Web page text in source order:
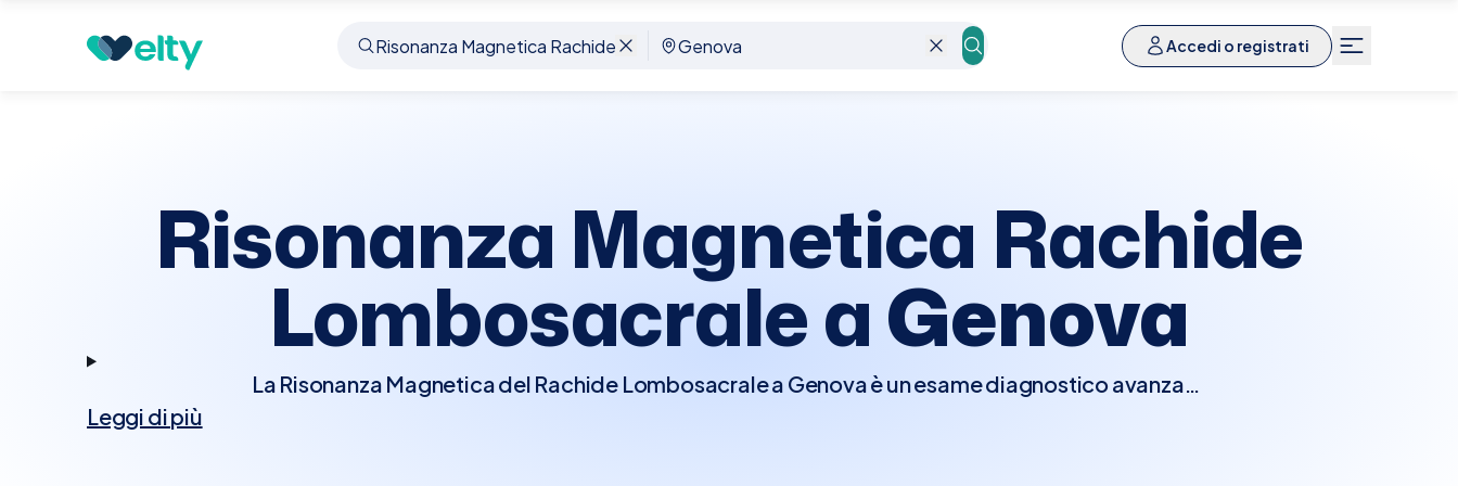
Accedi o registrati
Prenota visita Risonanza Magnetica Rachide Lombosacrale Genova
Risonanza Magnetica Rachide
Lombosacrale aGenova
La Risonanza Magnetica del Rachide Lombosacrale a Genova è un esame diagnostico avanzato
Leggi di più